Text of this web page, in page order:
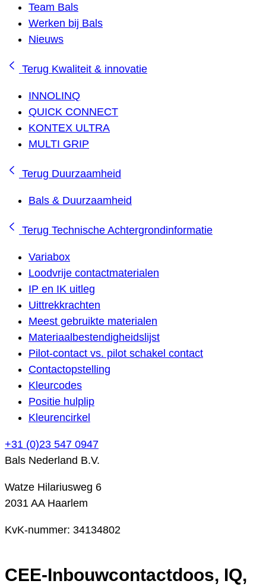
Team Bals
Werken bij Bals
Nieuws
Terug Kwaliteit & innovatie
INNOLINQ
QUICK CONNECT
KONTEX ULTRA
MULTI GRIP
Terug Duurzaamheid
Bals & Duurzaamheid
Terug Technische Achtergrondinformatie
Variabox
Loodvrije contactmaterialen
IP en IK uitleg
Uittrekkrachten
Meest gebruikte materialen
Materiaalbestendigheidslijst
Pilot-contact vs. pilot schakel contact
Contactopstelling
Kleurcodes
Positie hulplip
Kleurencirkel
+31 (0)23 547 0947
Bals Nederland B.V.
Watze Hilariusweg 6
2031 AA Haarlem
KvK-nummer: 34134802
CEE-Inbouwcontactdoos, IQ,